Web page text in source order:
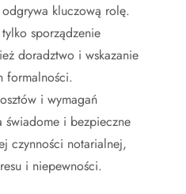
kluczową rolę.
sporządzenie
doradztwo i wskazanie
formalności.
i wymagań
i bezpieczne
czynności notarialnej,
i niepewności.